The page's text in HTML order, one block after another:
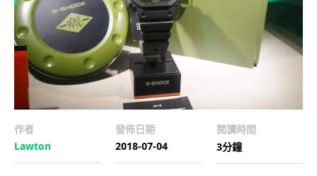
作者
Lawton
發佈日期
2018-07-04
閱讀時間
3分鐘